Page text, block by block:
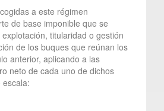
a este régimen
de base imponible que se
titularidad o gestión
de los buques que reúnan los
anterior, aplicando a las
neto de cada uno de dichos